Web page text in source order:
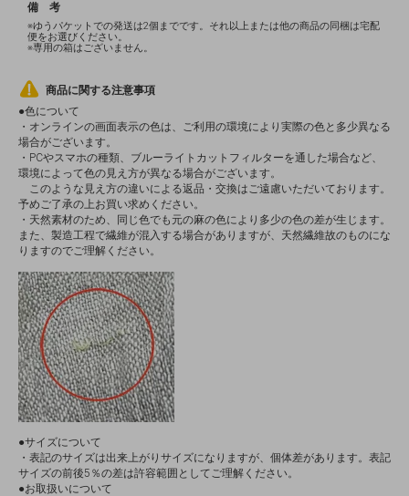
備 考
※ゆうパケットでの発送は2個までです。それ以上または他の商品の同梱は宅配
便をお選びください。
※専用の箱はございません。
商品に関する注意事項
●色について
・オンラインの画面表示の色は、ご利用の環境により実際の色と多少異なる
場合がございます。
・PCやスマホの種類、ブルーライトカットフィルターを通した場合など、
環境によって色の見え方が異なる場合がございます。
このような見え方の違いによる返品・交換はご遠慮いただいております。
予めご了承の上お買い求めください。
・天然素材のため、同じ色でも元の麻の色により多少の色の差が生じます。
また、製造工程で繊維が混入する場合がありますが、天然繊維故のものにな
りますのでご理解ください。
●サイズについて
・表記のサイズは出来上がりサイズになりますが、個体差があります。表記
サイズの前後5％の差は許容範囲としてご理解ください。
●お取扱いについて